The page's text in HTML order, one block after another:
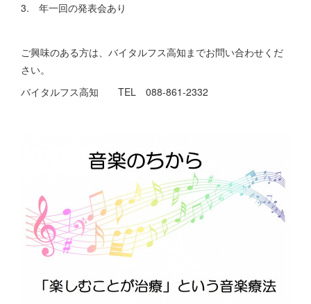
3. 年一回の発表会あり
ご興味のある方は、バイタルフス高知までお問い合わせくだ
さい。
バイタルフス高知 TEL 088-861-2332